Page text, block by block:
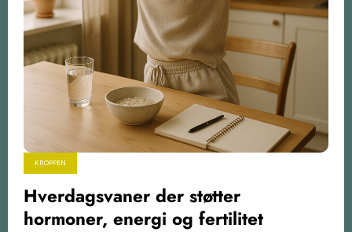
KROPPEN
Hverdagsvaner der støtter
hormoner, energi og fertilitet